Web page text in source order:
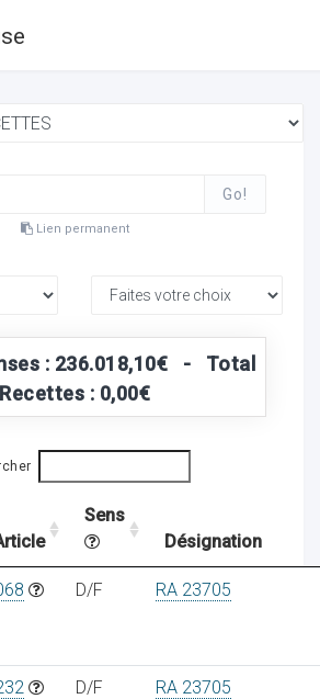
Go!
Lien permanent
: 236.018,10€ - Total
Recettes : 0,00€
Sens
Désignation
D/F RA 23705
D/F RA 23705